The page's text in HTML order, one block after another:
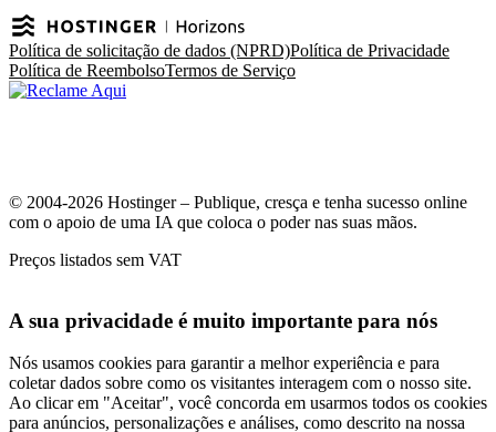
Política de solicitação de dados (NPRD)Política de Privacidade
Política de ReembolsoTermos de Serviço
© 2004-2026 Hostinger – Publique, cresça e tenha sucesso online
com o apoio de uma IA que coloca o poder nas suas mãos.
Preços listados sem VAT
A sua privacidade é muito importante para nós
Nós usamos cookies para garantir a melhor experiência e para
coletar dados sobre como os visitantes interagem com o nosso site.
Ao clicar em "Aceitar", você concorda em usarmos todos os cookies
para anúncios, personalizações e análises, como descrito na nossa